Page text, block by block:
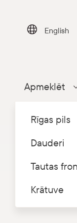
English
Apmeklēt
Rīgas pils
Dauderi
Tautas
Krātuve
Rīgas